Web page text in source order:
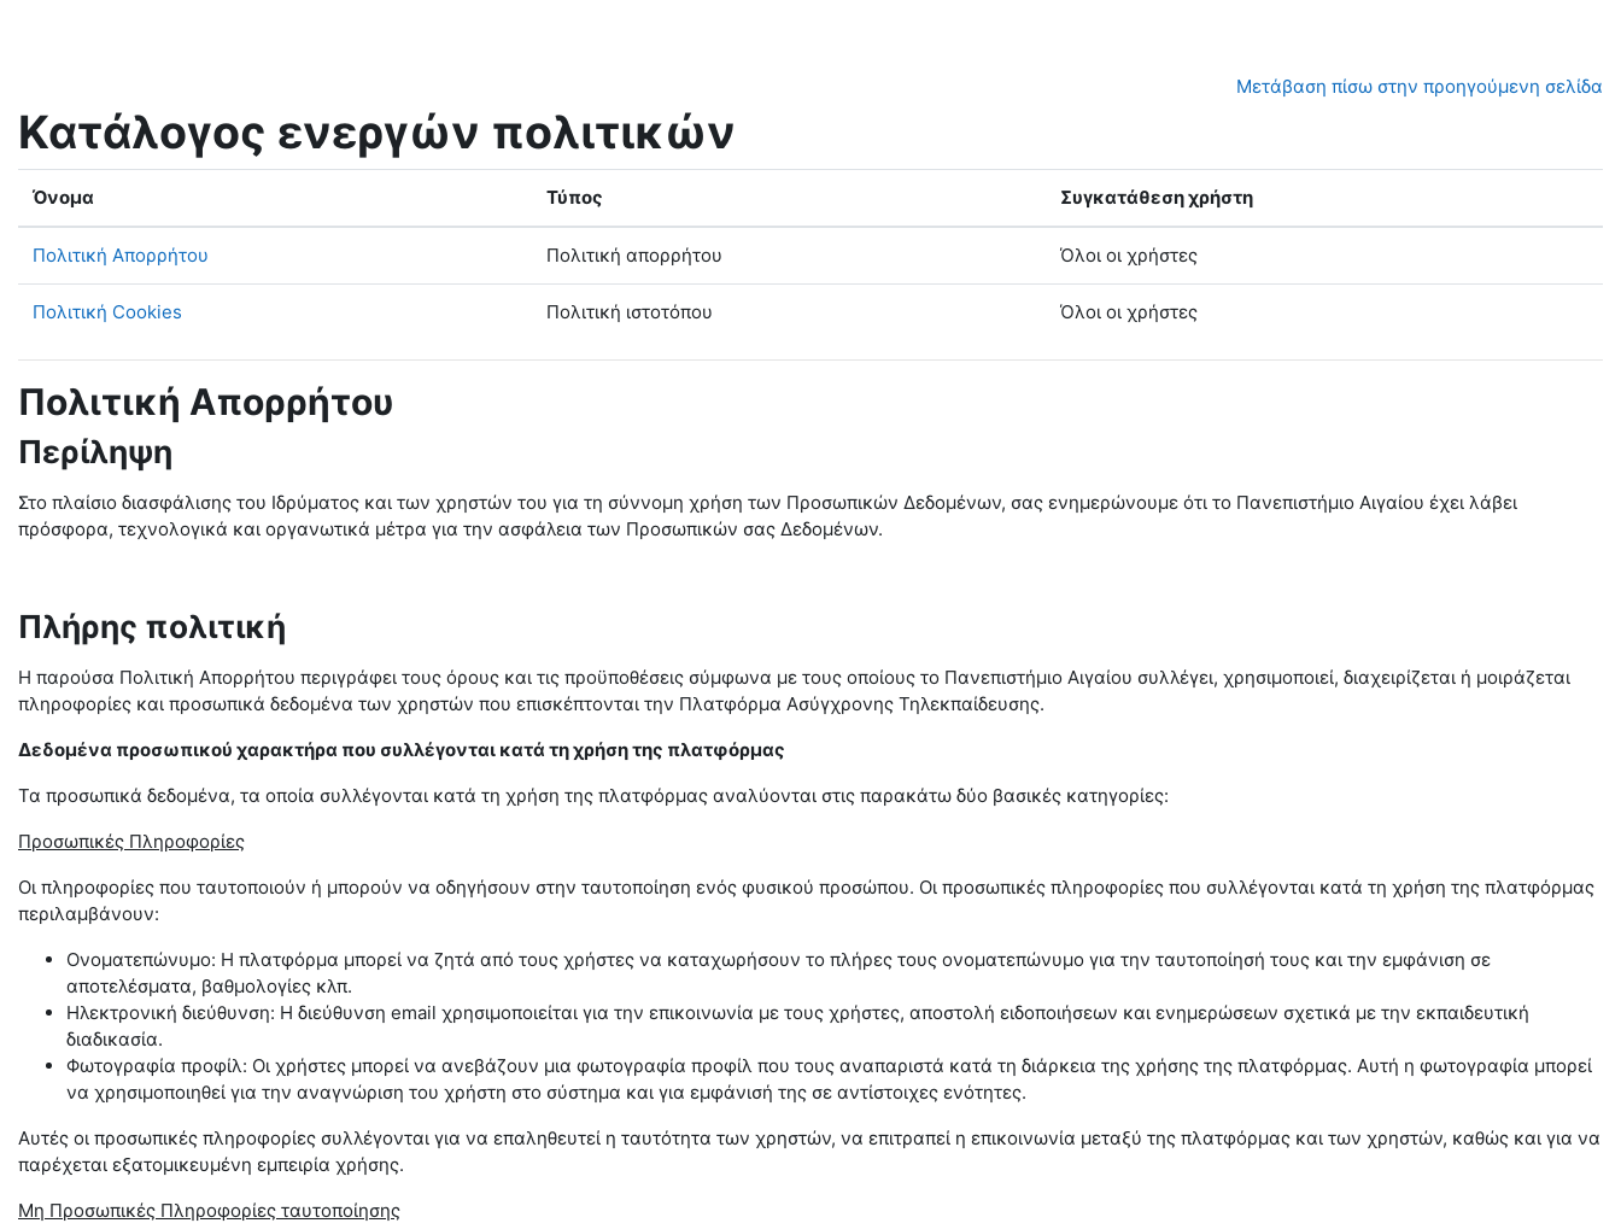
Μετάβαση πίσω στην προηγούμενη σελίδα
Κατάλογος ενεργών πολιτικών
Όνομα Τύπος Συγκατάθεση χρήστη
Πολιτική Απορρήτου Πολιτική απορρήτου Όλοι οι χρήστες
Πολιτική Cookies Πολιτική ιστοτόπου Όλοι οι χρήστες
Πολιτική Απορρήτου
Περίληψη
Στο πλαίσιο διασφάλισης του Ιδρύματος και των χρηστών του για τη σύννομη χρήση των Προσωπικών Δεδομένων, σας ενημερώνουμε ότι το Πανεπιστήμιο Αιγαίου έχει λάβει
πρόσφορα, τεχνολογικά και οργανωτικά μέτρα για την ασφάλεια των Προσωπικών σας Δεδομένων.
Πλήρης πολιτική
Η παρούσα Πολιτική Απορρήτου περιγράφει τους όρους και τις προϋποθέσεις σύμφωνα με τους οποίους το Πανεπιστήμιο Αιγαίου συλλέγει, χρησιμοποιεί, διαχειρίζεται ή μοιράζεται
πληροφορίες και προσωπικά δεδομένα των χρηστών που επισκέπτονται την Πλατφόρμα Ασύγχρονης Τηλεκπαίδευσης.
Δεδομένα προσωπικού χαρακτήρα που συλλέγονται κατά τη χρήση της πλατφόρμας
Τα προσωπικά δεδομένα, τα οποία συλλέγονται κατά τη χρήση της πλατφόρμας αναλύονται στις παρακάτω δύο βασικές κατηγορίες:
Προσωπικές Πληροφορίες
Οι πληροφορίες που ταυτοποιούν ή μπορούν να οδηγήσουν στην ταυτοποίηση ενός φυσικού προσώπου. Οι προσωπικές πληροφορίες που συλλέγονται κατά τη χρήση της πλατφόρμας
περιλαμβάνουν:
Ονοματεπώνυμο: Η πλατφόρμα μπορεί να ζητά από τους χρήστες να καταχωρήσουν το πλήρες τους ονοματεπώνυμο για την ταυτοποίησή τους και την εμφάνιση σε
αποτελέσματα, βαθμολογίες κλπ.
Ηλεκτρονική διεύθυνση: Η διεύθυνση email χρησιμοποιείται για την επικοινωνία με τους χρήστες, αποστολή ειδοποιήσεων και ενημερώσεων σχετικά με την εκπαιδευτική
διαδικασία.
Φωτογραφία προφίλ: Οι χρήστες μπορεί να ανεβάζουν μια φωτογραφία προφίλ που τους αναπαριστά κατά τη διάρκεια της χρήσης της πλατφόρμας. Αυτή η φωτογραφία μπορεί
να χρησιμοποιηθεί για την αναγνώριση του χρήστη στο σύστημα και για εμφάνισή της σε αντίστοιχες ενότητες.
Αυτές οι προσωπικές πληροφορίες συλλέγονται για να επαληθευτεί η ταυτότητα των χρηστών, να επιτραπεί η επικοινωνία μεταξύ της πλατφόρμας και των χρηστών, καθώς και για να
παρέχεται εξατομικευμένη εμπειρία χρήσης.
Μη Προσωπικές Πληροφορίες ταυτοποίησης